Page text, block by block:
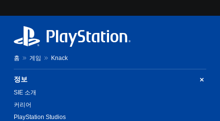
홈 게임 Knack
정보
SIE 소개
커리어
PlayStation Studios